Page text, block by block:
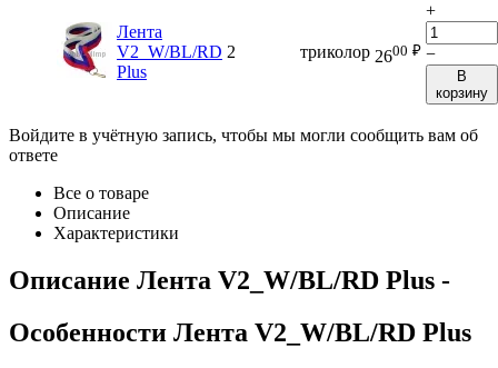
Лента
V2_W/BL/RD
Plus
2 триколор 2600 ₽
+
−
В
корзину
Войдите в учётную запись, чтобы мы могли сообщить вам об
ответе
Все о товаре
Описание
Характеристики
Описание Лента V2_W/BL/RD Plus -
Особенности Лента V2_W/BL/RD Plus